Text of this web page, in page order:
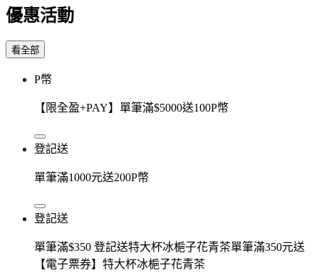
優惠活動
看全部
P幣
【限全盈+PAY】單筆滿$5000送100P幣
登記送
單筆滿1000元送200P幣
登記送
單筆滿$350 登記送特大杯冰梔子花青茶單筆滿350元送
【電子票券】特大杯冰梔子花青茶